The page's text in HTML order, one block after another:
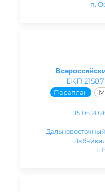
п.
ЕКП
Параплан
г.